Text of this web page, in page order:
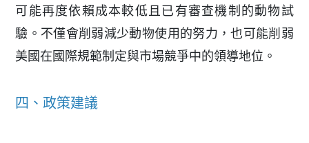
可能再度依賴成本較低且已有審查機制的動物試
驗。不僅會削弱減少動物使用的努力，也可能削弱
美國在國際規範制定與市場競爭中的領導地位。
四、政策建議